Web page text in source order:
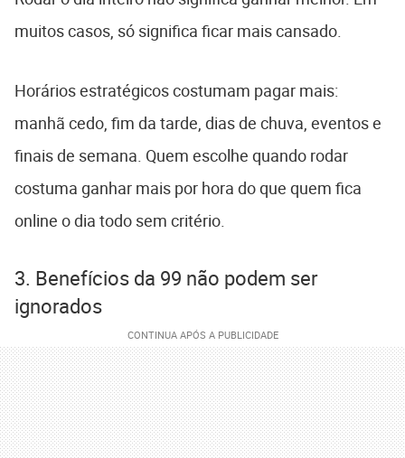
muitos casos, só significa ficar mais cansado.
Horários estratégicos costumam pagar mais:
manhã cedo, fim da tarde, dias de chuva, eventos e
finais de semana. Quem escolhe quando rodar
costuma ganhar mais por hora do que quem fica
online o dia todo sem critério.
3. Benefícios da 99 não podem ser
ignorados